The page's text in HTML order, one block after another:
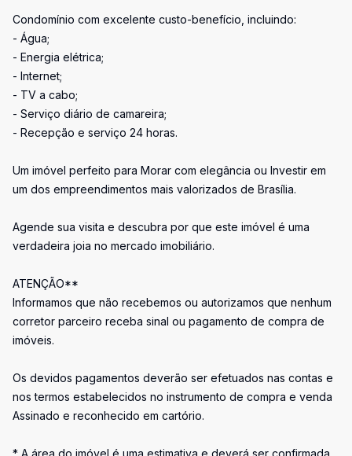
Condomínio com excelente custo-benefício, incluindo:
- Água;
- Energia elétrica;
- Internet;
- TV a cabo;
- Serviço diário de camareira;
- Recepção e serviço 24 horas.
Um imóvel perfeito para Morar com elegância ou Investir em
um dos empreendimentos mais valorizados de Brasília.
Agende sua visita e descubra por que este imóvel é uma
verdadeira joia no mercado imobiliário.
ATENÇÃO**
Informamos que não recebemos ou autorizamos que nenhum
corretor parceiro receba sinal ou pagamento de compra de
imóveis.
Os devidos pagamentos deverão ser efetuados nas contas e
nos termos estabelecidos no instrumento de compra e venda
Assinado e reconhecido em cartório.
* A área do imóvel é uma estimativa e deverá ser confirmada